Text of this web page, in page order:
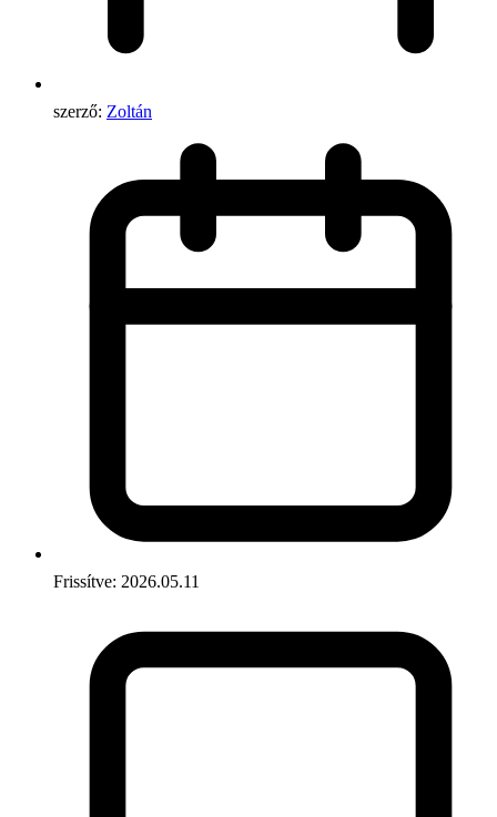
szerző: Zoltán
Frissítve: 2026.05.11